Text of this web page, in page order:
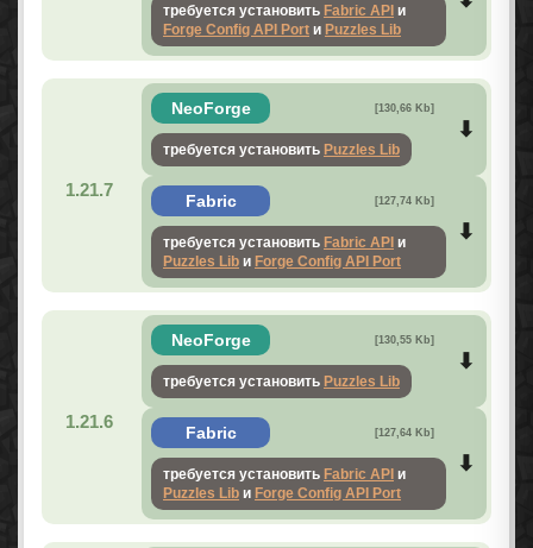
требуется установить Fabric API и
Forge Config API Port и Puzzles Lib
1.21.7
NeoForge [130,66 Kb]
требуется установить Puzzles Lib
Fabric [127,74 Kb]
требуется установить Fabric API и
Puzzles Lib и Forge Config API Port
1.21.6
NeoForge [130,55 Kb]
требуется установить Puzzles Lib
Fabric [127,64 Kb]
требуется установить Fabric API и
Puzzles Lib и Forge Config API Port